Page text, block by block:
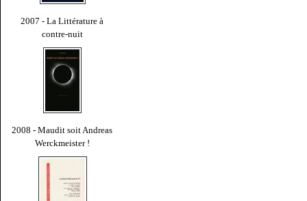
2007 - La Littérature à
contre-nuit
2008 - Maudit soit Andreas
Werckmeister !